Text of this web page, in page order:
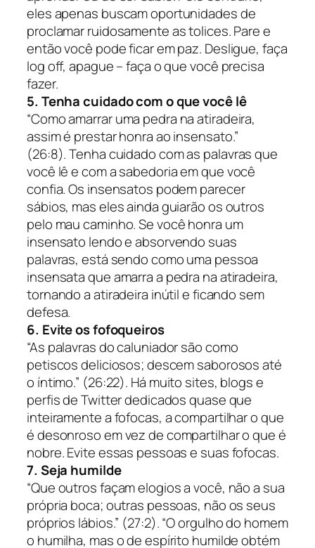
eles apenas buscam oportunidades de
proclamar ruidosamente as tolices. Pare e
então você pode ficar em paz. Desligue, faça
log off, apague – faça o que você precisa
fazer.
5. Tenha cuidado com o que você lê
“Como amarrar uma pedra na atiradeira,
assim é prestar honra ao insensato.”
(26:8).Tenha cuidado com as palavras que
você lê e com a sabedoria em que você
confia. Os insensatos podem parecer
sábios, mas eles ainda guiarão os outros
pelo mau caminho. Se você honra um
insensato lendo e absorvendo suas
palavras, está sendo como uma pessoa
insensata que amarra a pedra na atiradeira,
tornando a atiradeira inútil e ficando sem
defesa.
6. Evite os fofoqueiros
“As palavras do caluniador são como
petiscos deliciosos; descem saborosos até
o íntimo.” (26:22). Há muito sites, blogs e
perfis de Twitter dedicados quase que
inteiramente a fofocas, a compartilhar o que
é desonroso em vez de compartilhar o que é
nobre. Evite essas pessoas e suas fofocas.
7. Seja humilde
“Que outros façam elogios a você, não a sua
própria boca; outras pessoas, não os seus
próprios lábios.” (27:2).“O orgulho do homem
o humilha, mas o de espírito humilde obtém